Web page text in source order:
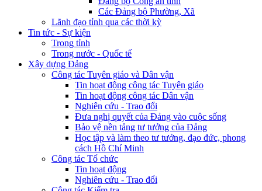
Các Đảng bộ Phường, Xã
Lãnh đạo tỉnh qua các thời kỳ
Tin tức - Sự kiện
Trong tỉnh
Trong nước - Quốc tế
Xây dựng Đảng
Công tác Tuyên giáo và Dân vận
Tin hoạt động công tác Tuyên giáo
Tin hoạt động công tác Dân vận
Nghiên cứu - Trao đổi
Đưa nghị quyết của Đảng vào cuộc sống
Bảo vệ nền tảng tư tưởng của Đảng
Học tập và làm theo tư tưởng, đạo đức, phong
cách Hồ Chí Minh
Công tác Tổ chức
Tin hoạt động
Nghiên cứu - Trao đổi